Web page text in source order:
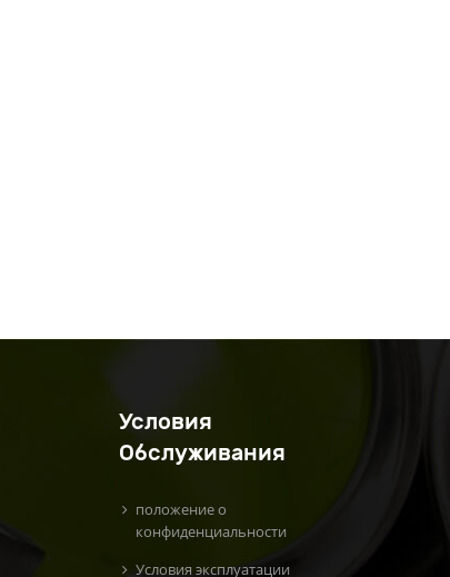
Условия
Обслуживания
положение о
конфиденциальности
Условия эксплуатации